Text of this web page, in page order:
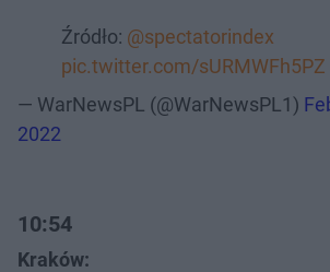
Źródło: @spectatorindex
pic.twitter.com/sURMWFh5PZ
— WarNewsPL (@WarNewsPL1)
2022
10:54
Kraków: